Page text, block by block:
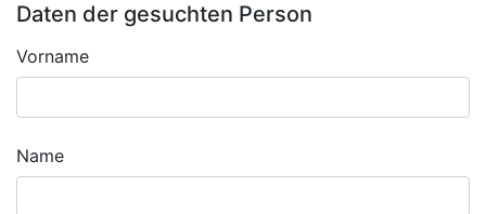
Daten der gesuchten Person
Vorname
Name